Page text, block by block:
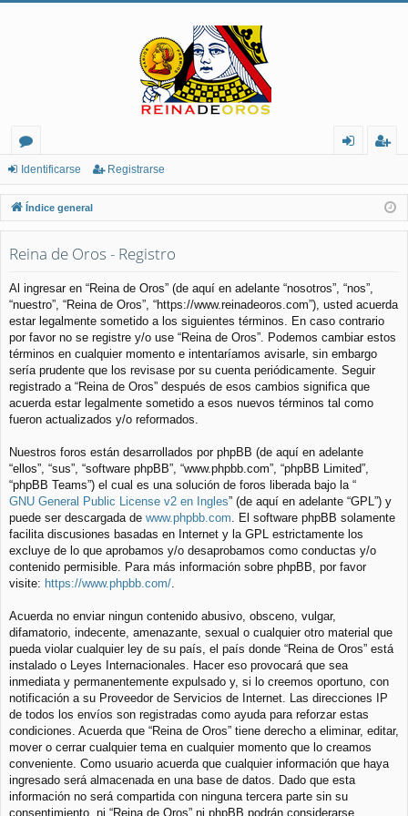
or
os
nt
ifi
rs
e
ist
ra
Identificarse Registrarse
Índice general
Reina de Oros - Registro
Al ingresar en “Reina de Oros” (de aquí en adelante “nosotros”, “nos”,
“nuestro”, “Reina de Oros”, “https://www.reinadeoros.com”), usted acuerda
estar legalmente sometido a los siguientes términos. En caso contrario
por favor no se registre y/o use “Reina de Oros”. Podemos cambiar estos
términos en cualquier momento e intentaríamos avisarle, sin embargo
sería prudente que los revisase por su cuenta periódicamente. Seguir
registrado a “Reina de Oros” después de esos cambios significa que
acuerda estar legalmente sometido a esos nuevos términos tal como
fueron actualizados y/o reformados.
Nuestros foros están desarrollados por phpBB (de aquí en adelante
“ellos”, “sus”, “software phpBB”, “www.phpbb.com”, “phpBB Limited”,
“phpBB Teams”) el cual es una solución de foros liberada bajo la “
GNU General Public License v2 en Ingles” (de aquí en adelante “GPL”) y
puede ser descargada de www.phpbb.com . El software phpBB solamente
facilita discusiones basadas en Internet y la GPL estrictamente los
excluye de lo que aprobamos y/o desaprobamos como conductas y/o
contenido permisible. Para más información sobre phpBB, por favor
visite: https://www.phpbb.com/
Acuerda no enviar ningun contenido abusivo, obsceno, vulgar,
difamatorio, indecente, amenazante, sexual o cualquier otro material que
pueda violar cualquier ley de su país, el país donde “Reina de Oros” está
instalado o Leyes Internacionales. Hacer eso provocará que sea
inmediata y permanentemente expulsado y, si lo creemos oportuno, con
notificación a su Proveedor de Servicios de Internet. Las direcciones IP
de todos los envíos son registradas como ayuda para reforzar estas
condiciones. Acuerda que “Reina de Oros” tiene derecho a eliminar, editar,
mover o cerrar cualquier tema en cualquier momento que lo creamos
conveniente. Como usuario acuerda que cualquier información que haya
ingresado será almacenada en una base de datos. Dado que esta
información no será compartida con ninguna tercera parte sin su
consentimiento, ni “Reina de Oros” ni phpBB podrán considerarse